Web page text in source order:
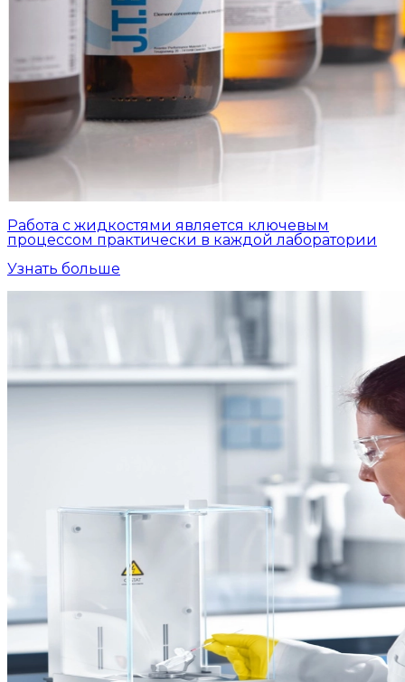
Работа с жидкостями является ключевым
процессом практически в каждой лаборатории
Узнать больше